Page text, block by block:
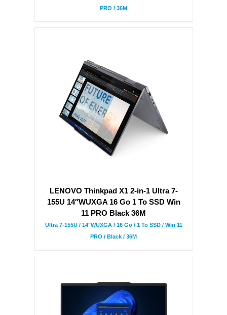
PRO / 36M
LENOVO Thinkpad X1 2-in-1 Ultra 7-
155U 14″WUXGA 16 Go 1 To SSD Win
11 PRO Black 36M
Ultra 7-155U / 14"WUXGA / 16 Go / 1 To SSD / Win 11
PRO / Black / 36M